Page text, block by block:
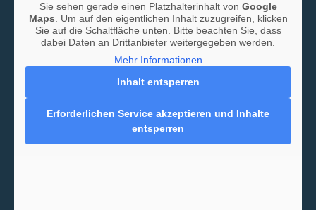
Sie sehen gerade einen Platzhalterinhalt von Google
Maps . Um auf den eigentlichen Inhalt zuzugreifen, klicken
Sie auf die Schaltfläche unten. Bitte beachten Sie, dass
dabei Daten an Drittanbieter weitergegeben werden.
Mehr Informationen
Inhalt entsperren
Erforderlichen Service akzeptieren und Inhalte
entsperren